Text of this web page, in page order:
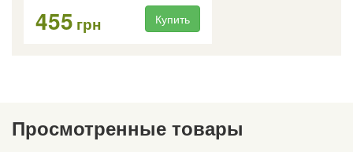
455 грн Купить
Просмотренные товары